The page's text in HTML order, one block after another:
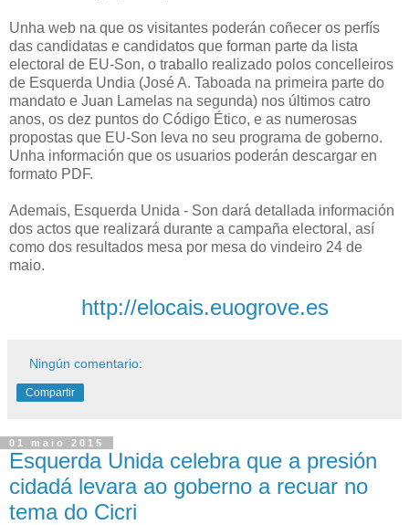
Unha web na que os visitantes poderán coñecer os perfís
das candidatas e candidatos que forman parte da lista
electoral de EU-Son, o traballo realizado polos concelleiros
de Esquerda Undia (José A. Taboada na primeira parte do
mandato e Juan Lamelas na segunda) nos últimos catro
anos, os dez puntos do Código Ético, e as numerosas
propostas que EU-Son leva no seu programa de goberno.
Unha información que os usuarios poderán descargar en
formato PDF.
Ademais, Esquerda Unida - Son dará detallada información
dos actos que realizará durante a campaña electoral, así
como dos resultados mesa por mesa do vindeiro 24 de
maio.
http://elocais.euogrove.es
Ningún comentario:
Compartir
01 maio 2015
Esquerda Unida celebra que a presión
cidadá levara ao goberno a recuar no
tema do Cicri